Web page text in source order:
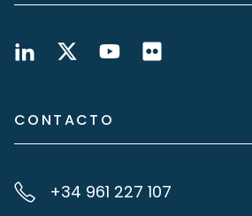
CONTACTO
+34 961 227 107